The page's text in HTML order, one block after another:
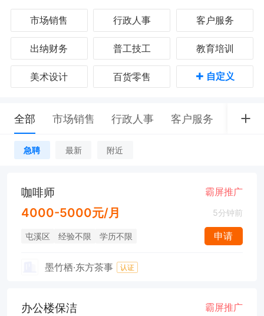
市场销售 行政人事 客户服务
出纳财务 普工技工 教育培训
美术设计 百货零售 + 自定义
全部 市场销售 行政人事 客户服务 出纳
急聘 最新 附近
咖啡师 霸屏推广
4000-5000元/月 5分钟前
屯溪区 经验不限 学历不限 申请
墨竹栖·东方茶事 认证
办公楼保洁 霸屏推广